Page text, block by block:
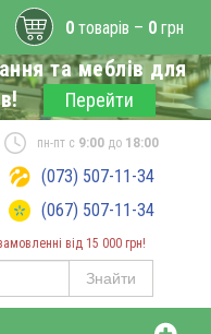
та меблів для
Перейти
від 15 000 грн!
Знайти
пн-пт с 9:00до 18:00
(073) 507-11-34
(067) 507-11-34
0 товарів – 0 грн